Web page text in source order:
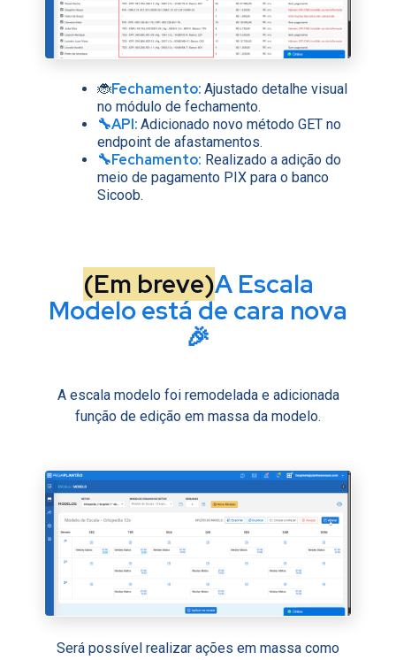
🐞Fechamento: Ajustado detalhe visual
no módulo de fechamento.
🔧API: Adicionado novo método GET no
endpoint de afastamentos.
🔧Fechamento: Realizado a adição do
meio de pagamento PIX para o banco
Sicoob.
(Em breve)A Escala
Modelo está de cara nova
🎉
A escala modelo foi remodelada e adicionada
função de edição em massa da modelo.
Será possível realizar ações em massa como